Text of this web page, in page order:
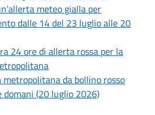
meteo gialla per
dalle 14 del 23 luglio alle 20
24 ore di allerta rossa per la
metropolitana da bollino rosso
domani (20 luglio 2026)